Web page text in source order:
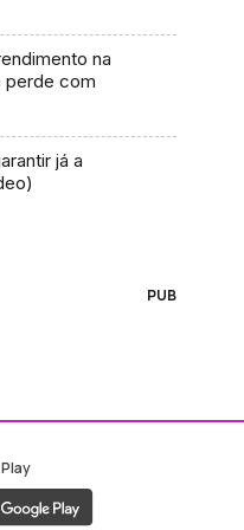
na
perde com
já a
PUB